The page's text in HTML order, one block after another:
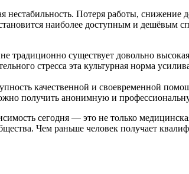
нестабильность. Потеря работы,
наиболее доступным и
традиционно существует довольно
стресса эта культурная норма
качественной и своевременной
получить анонимную и
сегодня — это не только
Чем раньше человек получает